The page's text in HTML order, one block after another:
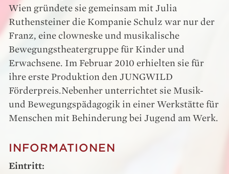
Wien gründete sie gemeinsam mit Julia
Ruthensteiner die Kompanie Schulz war nur der
Franz, eine clowneske und musikalische
Bewegungstheatergruppe für Kinder und
Erwachsene. Im Februar 2010 erhielten sie für
ihre erste Produktion den JUNGWILD
Förderpreis.Nebenher unterrichtet sie Musik-
und Bewegungspädagogik in einer Werkstätte für
Menschen mit Behinderung bei Jugend am Werk.
INFORMATIONEN
Eintritt: